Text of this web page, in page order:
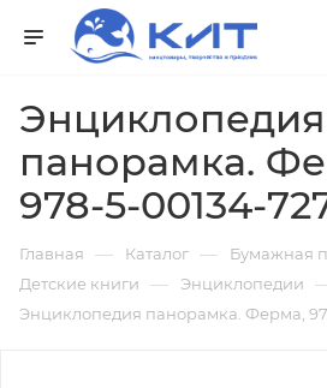
Энциклопедия
панорамка.
978-5-00134-
Главная — Каталог — Бумажная
Детские книги — Энциклопедии
Энциклопедия панорамка. Ферма,